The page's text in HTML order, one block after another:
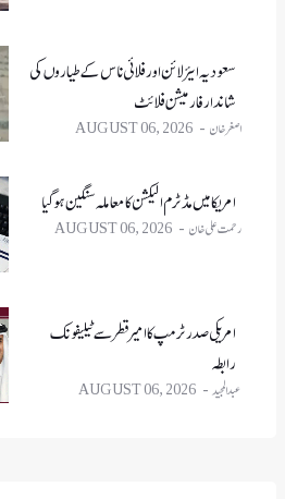
سعودیہ ایئر لائن اور فلائی ناس کے طیاروں کی
شاندار فارمیشن فلائٹ
اصغر خان AUGUST 06, 2026
امریکا میں مڈٹرم الیکشن کا معاملہ سنگین ہو گیا
رحمت علی خان AUGUST 06, 2026
امریکی صدر ٹرمپ کا امیر قطر سے ٹیلیفونک
رابطہ
عبدالمجید AUGUST 06, 2026